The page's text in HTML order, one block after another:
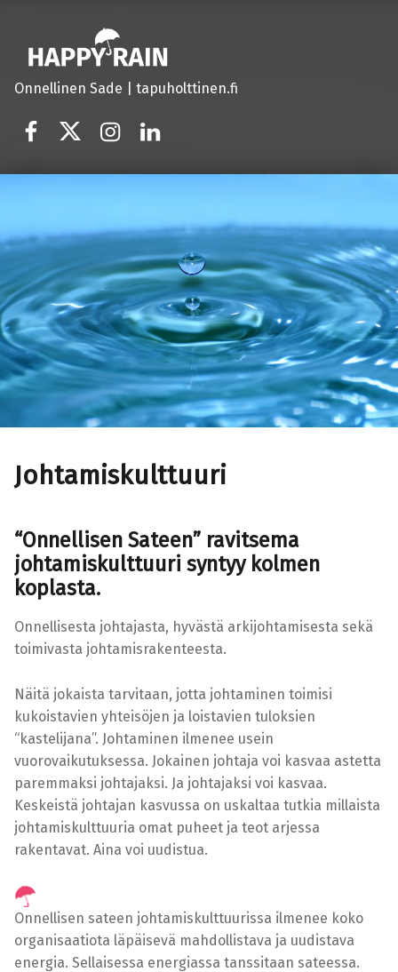
Onnellinen Sade | tapuholttinen.fi
Johtamiskulttuuri
“Onnellisen Sateen” ravitsema
johtamiskulttuuri syntyy kolmen
koplasta.
Onnellisesta johtajasta, hyvästä arkijohtamisesta sekä
toimivasta johtamisrakenteesta.
Näitä jokaista tarvitaan, jotta johtaminen toimisi
kukoistavien yhteisöjen ja loistavien tuloksien
“kastelijana”. Johtaminen ilmenee usein
vuorovaikutuksessa. Jokainen johtaja voi kasvaa astetta
paremmaksi johtajaksi. Ja johtajaksi voi kasvaa.
Keskeistä johtajan kasvussa on uskaltaa tutkia millaista
johtamiskulttuuria omat puheet ja teot arjessa
rakentavat. Aina voi uudistua.
Onnellisen sateen johtamiskulttuurissa ilmenee koko
organisaatiota läpäisevä mahdollistava ja uudistava
energia. Sellaisessa energiassa tanssitaan sateessa.